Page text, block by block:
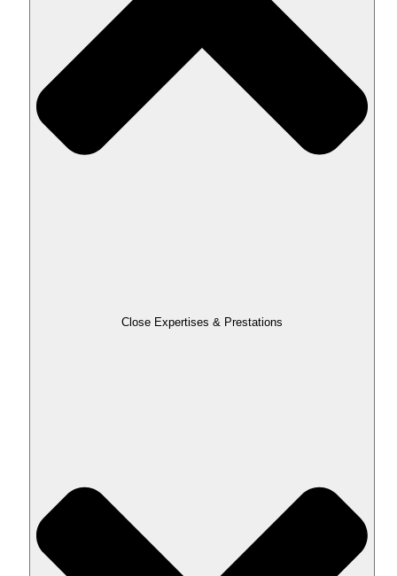
Close Expertises & Prestations